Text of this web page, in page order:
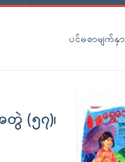
ပင်မစာမျက်နှာ
(၅၇)၊